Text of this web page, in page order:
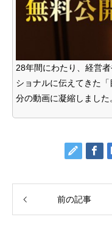
28年間にわたり、経営
ショナルに伝えてきた
分の動画に凝縮しました
前の記事